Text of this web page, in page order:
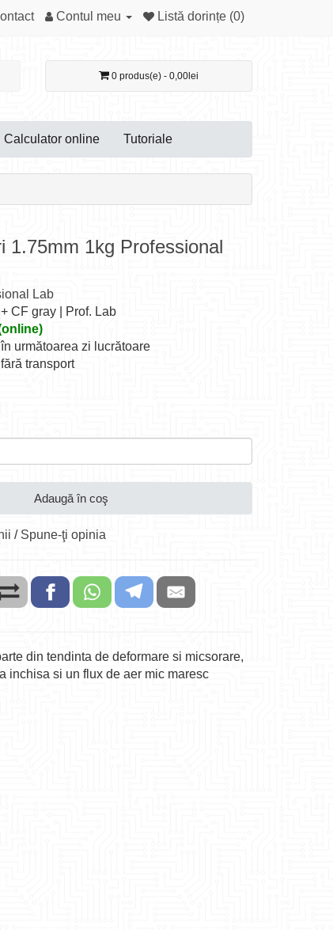
Contul meu Listă dorințe (0)
0 produs(e) - 0,00lei
Calculator online Tutoriale
1.75mm 1kg Professional
Lab
CF gray | Prof. Lab
următoarea zi lucrătoare
transport
Adaugă în coş
/ Spune-ţi opinia
din tendinta de deformare si micsorare,
inchisa si un flux de aer mic maresc